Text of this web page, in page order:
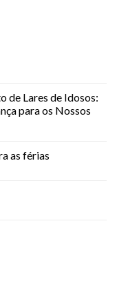
de Lares de Idosos:
para os Nossos
as férias